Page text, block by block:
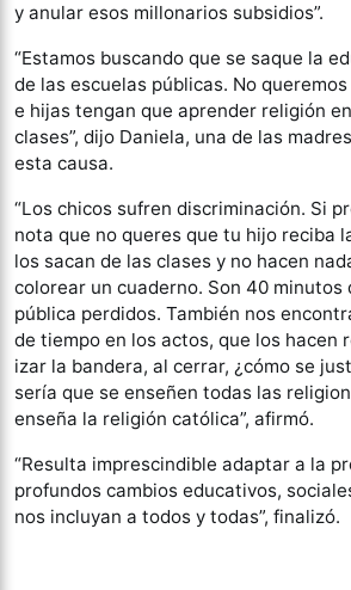
y anular esos millonarios subsidios”.
“Estamos buscando que se saque la
de las escuelas públicas. No
e hijas tengan que aprender religión
clases”, dijo Daniela, una de las
esta causa.
“Los chicos sufren discriminación. Si
nota que no queres que tu hijo reciba
los sacan de las clases y no hacen
colorear un cuaderno. Son 40 minutos
pública perdidos. También nos
de tiempo en los actos, que los hacen
izar la bandera, al cerrar, ¿cómo se
sería que se enseñen todas las
enseña la religión católica”, afirmó.
“Resulta imprescindible adaptar a la
profundos cambios educativos,
nos incluyan a todos y todas”, finalizó.